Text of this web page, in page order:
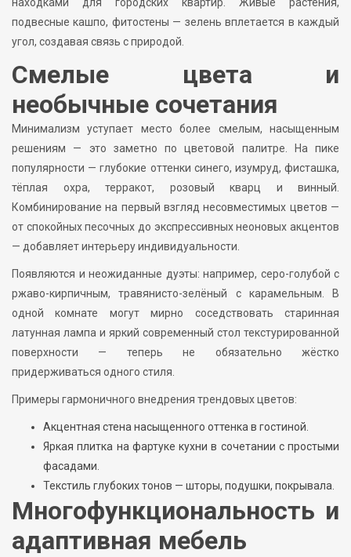
подвесные кашпо, фитостены — зелень вплетается в каждый
угол, создавая связь с природой.
Смелые цвета и
необычные сочетания
Минимализм уступает место более смелым, насыщенным
решениям — это заметно по цветовой палитре. На пике
популярности — глубокие оттенки синего, изумруд, фисташка,
тёплая охра, терракот, розовый кварц и винный.
Комбинирование на первый взгляд несовместимых цветов —
от спокойных песочных до экспрессивных неоновых акцентов
— добавляет интерьеру индивидуальности.
Появляются и неожиданные дуэты: например, серо-голубой с
ржаво-кирпичным, травянисто-зелёный с карамельным. В
одной комнате могут мирно соседствовать старинная
латунная лампа и яркий современный стол текстурированной
поверхности — теперь не обязательно жёстко
придерживаться одного стиля.
Примеры гармоничного внедрения трендовых цветов:
Акцентная стена насыщенного оттенка в гостиной.
Яркая плитка на фартуке кухни в сочетании с простыми
фасадами.
Текстиль глубоких тонов — шторы, подушки, покрывала.
Многофункциональность и
адаптивная мебель